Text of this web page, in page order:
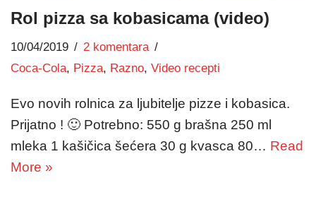
Rol pizza sa kobasicama (video)
10/04/2019
2 komentara
Coca-Cola, Pizza, Razno, Video recepti
Evo novih rolnica za ljubitelje pizze i kobasica.
Prijatno ! 🙂 Potrebno: 550 g brašna 250 ml
mleka 1 kašičica šećera 30 g kvasca 80… Read
More »